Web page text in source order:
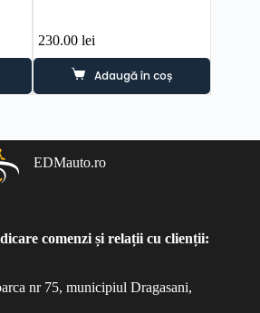
230.00lei
Adaugă în coș
EDMauto.ro
comenzi și relații cu clienții:
nr 75, municipiul Dragasani,